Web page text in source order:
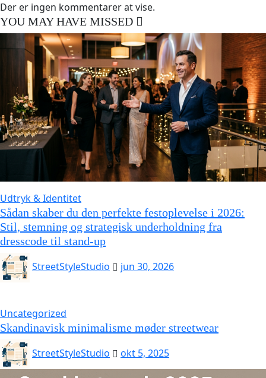
Der er ingen kommentarer at vise.
YOU MAY HAVE MISSED
Udtryk & Identitet
Sådan skaber du den perfekte festoplevelse i 2026:
Stil, stemning og strategisk underholdning fra
dresscode til stand-up
StreetStyleStudio
jun 30, 2026
Uncategorized
Skandinavisk minimalisme møder streetwear
StreetStyleStudio
okt 5, 2025